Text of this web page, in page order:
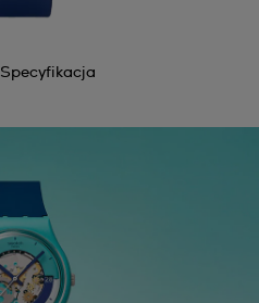
Specyfikacja